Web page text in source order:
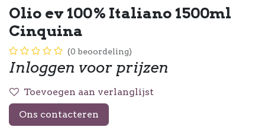
Olio ev 100% Italiano 1500ml
Cinquina
(0 beoordeling)
Inloggen voor prijzen
Toevoegen aan verlanglijst
Ons contacteren